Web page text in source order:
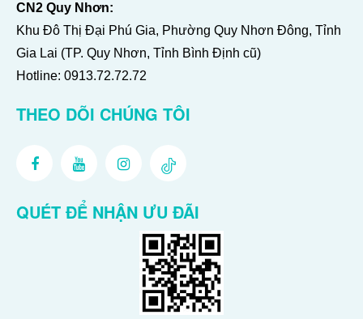
CN2 Quy Nhơn:
Khu Đô Thị Đại Phú Gia, Phường Quy Nhơn Đông, Tỉnh
Gia Lai (TP. Quy Nhơn, Tỉnh Bình Định cũ)
Hotline: 0913.72.72.72
THEO DÕI CHÚNG TÔI
QUÉT ĐỂ NHẬN ƯU ĐÃI